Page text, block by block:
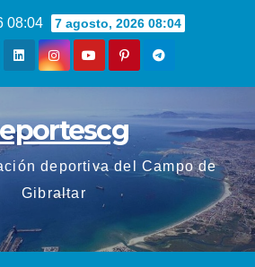
08:04 7 agosto, 2026 08:04
deportiva del Campo de
Gibraltar